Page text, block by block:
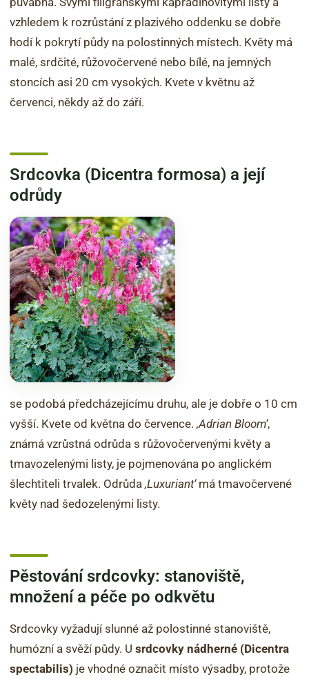
vzhledem k rozrůstání z plazivého oddenku se dobře
hodí k pokrytí půdy na polostinných místech. Květy má
malé, srdčité, růžovočervené nebo bílé, na jemných
stoncích asi 20 cm vysokých. Kvete v květnu až
červenci, někdy až do září.
Srdcovka (Dicentra formosa) a její
odrůdy
se podobá předcházejícímu druhu, ale je dobře o 10 cm
vyšší. Kvete od května do července. ‚Adrian Bloom‘,
známá vzrůstná odrůda s růžovočervenými květy a
tmavozelenými listy, je pojmenována po anglickém
šlechtiteli trvalek. Odrůda ‚Luxuriant‘má tmavočervené
květy nad šedozelenými listy.
Pěstování srdcovky: stanoviště,
množení a péče po odkvětu
Srdcovky vyžadují slunné až polostinné stanoviště,
humózní a svěží půdy. U srdcovky nádherné (Dicentra
spectabilis) je vhodné označit místo výsadby, protože